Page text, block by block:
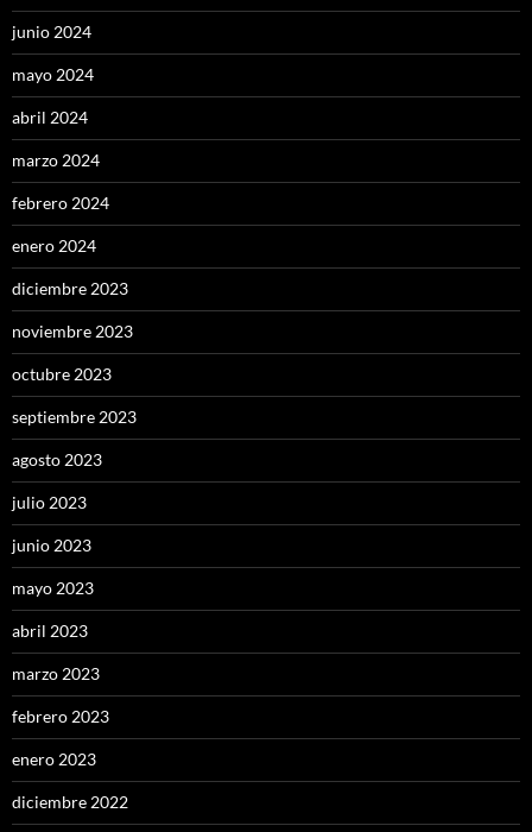
junio 2024
mayo 2024
abril 2024
marzo 2024
febrero 2024
enero 2024
diciembre 2023
noviembre 2023
octubre 2023
septiembre 2023
agosto 2023
julio 2023
junio 2023
mayo 2023
abril 2023
marzo 2023
febrero 2023
enero 2023
diciembre 2022